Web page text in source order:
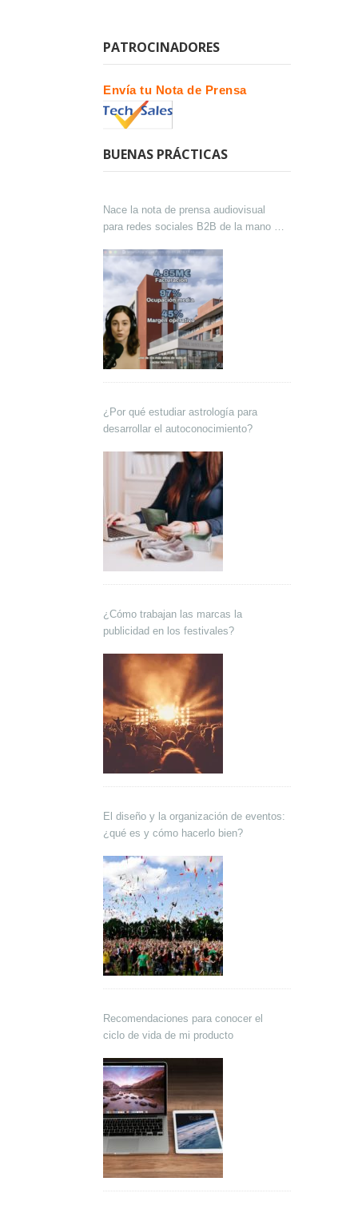
PATROCINADORES
Envía tu Nota de Prensa
BUENAS PRÁCTICAS
Nace la nota de prensa audiovisual
para redes sociales B2B de la mano de
¿Por qué estudiar astrología para
desarrollar el autoconocimiento?
¿Cómo trabajan las marcas la
publicidad en los festivales?
El diseño y la organización de eventos:
¿qué es y cómo hacerlo bien?
Recomendaciones para conocer el
ciclo de vida de mi producto